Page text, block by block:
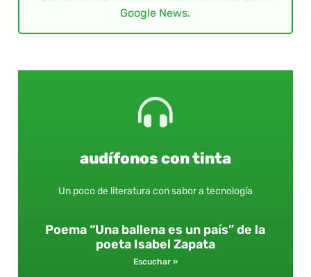
Google News.
audífonos con tinta
Un poco de literatura con sabor a tecnología
Poema “Una ballena es un país” de la
poeta Isabel Zapata
Escuchar »